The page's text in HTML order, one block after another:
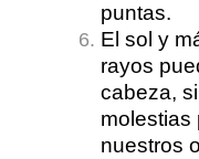
puntas.
El sol y
rayos
cabeza,
molestias
nuestros